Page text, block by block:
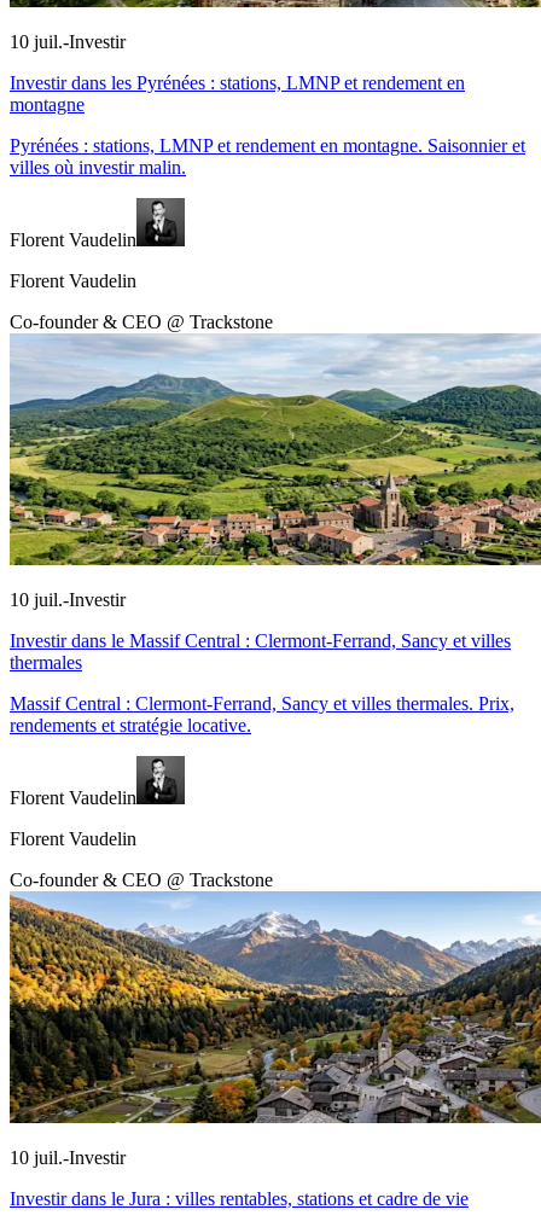
10 juil.-Investir
Investir dans les Pyrénées : stations, LMNP et rendement en
montagne
Pyrénées : stations, LMNP et rendement en montagne. Saisonnier et
villes où investir malin.
Florent Vaudelin
Florent Vaudelin
Co-founder & CEO @ Trackstone
10 juil.-Investir
Investir dans le Massif Central : Clermont-Ferrand, Sancy et villes
thermales
Massif Central : Clermont-Ferrand, Sancy et villes thermales. Prix,
rendements et stratégie locative.
Florent Vaudelin
Florent Vaudelin
Co-founder & CEO @ Trackstone
10 juil.-Investir
Investir dans le Jura : villes rentables, stations et cadre de vie